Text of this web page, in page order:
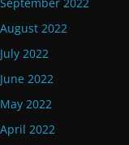
August 2022
July 2022
June 2022
May 2022
April 2022